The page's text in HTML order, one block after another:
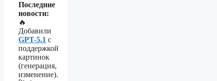
Последние
новости:
🔥
Добавили
GPT-5.1 с
поддержкой
картинок
(генерация,
изменение).